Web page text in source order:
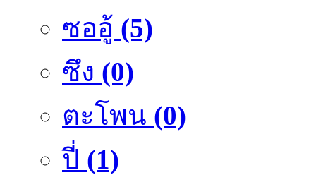
ซออู้ (5)
ซึง (0)
ตะโพน (0)
ปี่ (1)